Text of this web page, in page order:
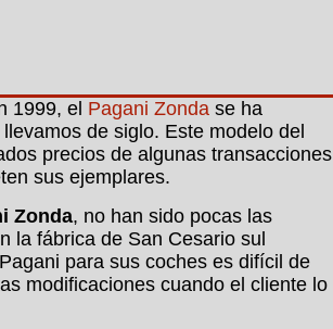
1999, el Pagani Zonda se ha
de siglo. Este modelo del
precios de algunas transacciones
sus ejemplares.
Zonda, no han sido pocas las
la fábrica de San Cesario sul
para sus coches es difícil de
modificaciones cuando el cliente lo